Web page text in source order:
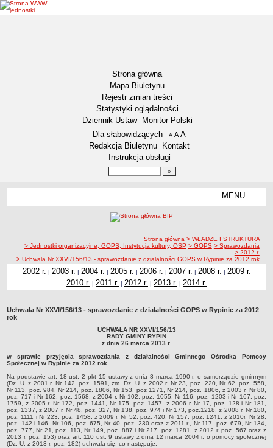
Strona główna
Mapa Biuletynu
Rejestr zmian treści
Statystyki oglądalności
Dziennik Ustaw
Monitor Polski
Menu dodatkowe
Dla słabowidzących A pomniejsz czcionkę
A standardowy rozmiar czcionki
A
Redakcja Biuletynu
Kontakt
Instrukcja obsługi
MENU
Insygnia gminy
Dane statystyczne
Realizacja zadań publicznych
Rejestr instytucji kultury
RODO Klauzule informacyjne
AKTUALNOŚCI I OGŁOSZENIA
URZĄD GMINY
Dane teleadresowe
Tabela informacyjna
ścieżka nawigacji
Strona główna > WŁADZE I STRUKTURA
> Jednostki organizacyjne, GOPS, Instytucja kultury, OSP > GOPS > Sprawozdania
> 2012 r.
> Uchwała Nr XXVI/156/13 - sprawozdanie z działalności GOPS w Rypinie za 2012 rok
2002 r. | 2003 r. | 2004 r. | 2005 r. | 2006 r. | 2007 r. | 2008 r. | 2009 r.
2010 r. | 2011 r. | 2012 r. | 2013 r. | 2014 r.
Uchwała Nr XXVI/156/13 - sprawozdanie z działalności GOPS w Rypinie za 2012
rok
UCHWAŁA NR XXVI/156/13
RADY GMINY RYPIN
z dnia 26 marca 2013 r.
w sprawie przyjęcia sprawozdania z działalności Gminnego Ośrodka Pomocy
Społecznej w Rypinie za 2012 rok
Na podstawie art. 18 ust. 2 pkt 15 ustawy z dnia 8 marca 1990 r. o samorządzie gminnym
(Dz. U. z 2001 r. Nr 142, poz. 1591, zm. Dz. U. z 2002 r. Nr 23, poz. 220, Nr 62, poz. 558,
Nr 113, poz. 984, Nr 214, poz. 1806, Nr 153, poz 1271, Nr 214, poz. 1806, z 2003 r. Nr 80,
poz. 717 i Nr 162, poz. 1568, z 2004 r. Nr 102, poz. 1055, Nr 116, poz. 1203 i Nr 167, poz.
1759, z 2005 r. Nr 172, poz. 1441, Nr 175, poz. 1457, z 2006 r. Nr 17, poz. 128 i Nr 181,
poz. 1337, z 2007 r. Nr 48, poz. 327, Nr 138, poz. 974 i Nr 173, poz.1218, z 2008 r. Nr 180,
poz. 1111 i Nr 223, poz. 1458, z 2009 r. Nr 52, poz. 420, Nr 157, poz. 1241, z 2010r. Nr 28,
poz. 142 i 146, Nr 106, poz. 675, Nr 40, poz. 230 oraz z 2011 r., Nr 117, poz. 679, Nr 134,
poz. 777, Nr 21, poz. 113, Nr 149, poz. 887 i Nr 217, poz. 1281, z 2012 r. poz. 567 oraz z
2013 r. poz. 153) oraz art. 110 ust. 9 ustawy z dnia 12 marca 2004 r. o pomocy społecznej
(Dz. U. z 2013 r. poz. 182) uchwala się, co następuje: